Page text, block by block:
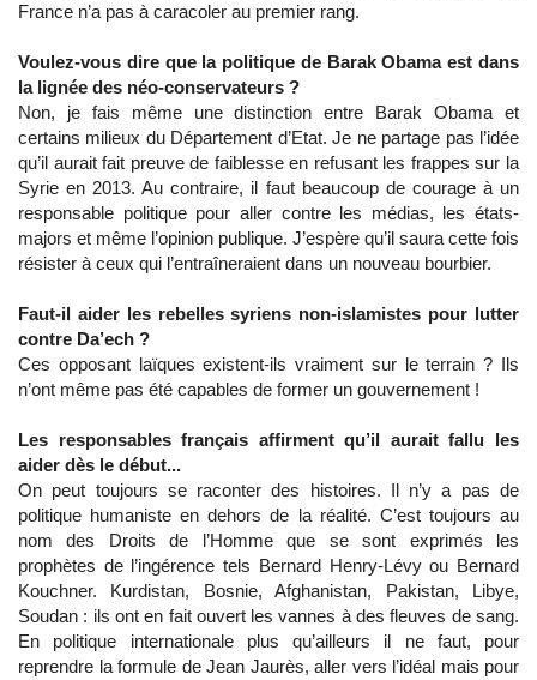
France n’a pas à caracoler au premier rang.
Voulez-vous dire que la politique de Barak Obama est dans
la lignée des néo-conservateurs ?
Non, je fais même une distinction entre Barak Obama et
certains milieux du Département d’Etat. Je ne partage pas l’idée
qu’il aurait fait preuve de faiblesse en refusant les frappes sur la
Syrie en 2013. Au contraire, il faut beaucoup de courage à un
responsable politique pour aller contre les médias, les états-
majors et même l’opinion publique. J’espère qu’il saura cette fois
résister à ceux qui l’entraîneraient dans un nouveau bourbier.
Faut-il aider les rebelles syriens non-islamistes pour lutter
contre Da’ech ?
Ces opposant laïques existent-ils vraiment sur le terrain ? Ils
n’ont même pas été capables de former un gouvernement !
Les responsables français affirment qu’il aurait fallu les
aider dès le début...
On peut toujours se raconter des histoires. Il n’y a pas de
politique humaniste en dehors de la réalité. C’est toujours au
nom des Droits de l’Homme que se sont exprimés les
prophètes de l’ingérence tels Bernard Henry-Lévy ou Bernard
Kouchner. Kurdistan, Bosnie, Afghanistan, Pakistan, Libye,
Soudan : ils ont en fait ouvert les vannes à des fleuves de sang.
En politique internationale plus qu’ailleurs il ne faut, pour
reprendre la formule de Jean Jaurès, aller vers l’idéal mais pour